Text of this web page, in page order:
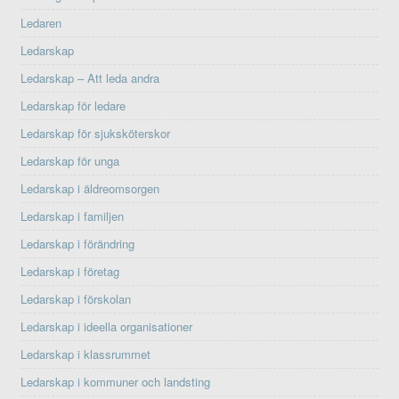
Ledaren
Ledarskap
Ledarskap – Att leda andra
Ledarskap för ledare
Ledarskap för sjuksköterskor
Ledarskap för unga
Ledarskap i äldreomsorgen
Ledarskap i familjen
Ledarskap i förändring
Ledarskap i företag
Ledarskap i förskolan
Ledarskap i ideella organisationer
Ledarskap i klassrummet
Ledarskap i kommuner och landsting